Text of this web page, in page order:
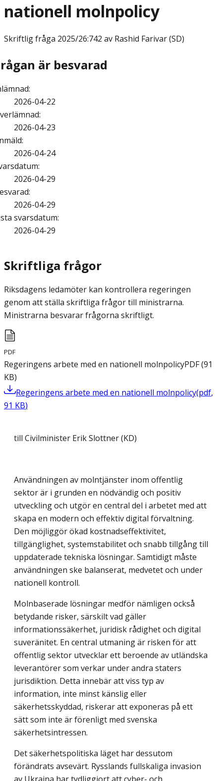
nationell molnpolicy
Skriftlig fråga 2025/26:742 av Rashid Farivar (SD)
är besvarad
:
2026-04-22
:
2026-04-23
:
2026-04-24
:
2026-04-29
:
2026-04-29
svarsdatum:
2026-04-29
Skriftliga frågor
Riksdagens ledamöter kan kontrollera regeringen
genom att ställa skriftliga frågor till ministrarna.
Ministrarna besvarar frågorna skriftligt.
PDF
Regeringens arbete med en nationell molnpolicyPDF(91
KB)
Regeringens arbete med en nationell molnpolicy(pdf,
91 KB)
till Civilminister Erik Slottner (KD)
Användningen av molntjänster inom offentlig
sektor är i grunden en nödvändig och positiv
utveckling och utgör en central del i arbetet med att
skapa en modern och effektiv digital förvaltning.
Den möjliggör ökad kostnadseffektivitet,
tillgänglighet, systemstabilitet och snabb tillgång till
uppdaterade tekniska lösningar. Samtidigt måste
användningen ske balanserat, medvetet och under
nationell kontroll.
Molnbaserade lösningar medför nämligen också
betydande risker, särskilt vad gäller
informationssäkerhet, juridisk rådighet och digital
suveränitet. En central utmaning är risken för att
offentlig sektor utvecklar ett beroende av utländska
leverantörer som verkar under andra staters
jurisdiktion. Detta innebär att viss typ av
information, inte minst känslig eller
säkerhetsskyddad, riskerar att exponeras på ett
sätt som inte är förenligt med svenska
säkerhetsintressen.
Det säkerhetspolitiska läget har dessutom
förändrats avsevärt. Rysslands fullskaliga invasion